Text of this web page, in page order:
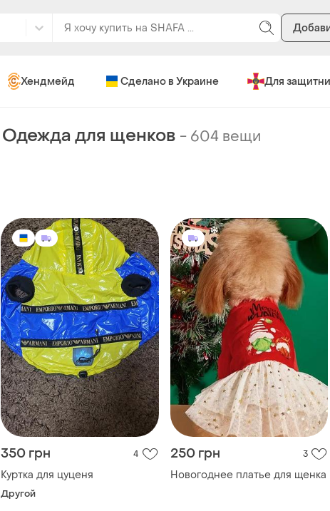
Хендмейд Сделано в Украине Для
Одежда для щенков - 604 вещи
350 грн 4
Куртка для цуценя
Другой
250 грн 3
Новогоднее платье для щенка